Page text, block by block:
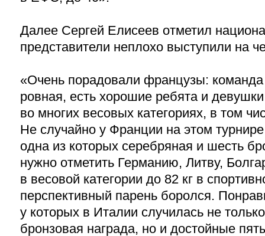
Далее Сергей Елисеев отметил
представители неплохо выступили на
«Очень порадовали французы: команда
ровная, есть хорошие ребята и
во многих весовых категориях, в том
Не случайно у Франции на этом
одна из которых серебряная и шесть
нужно отметить Германию, Литву,
в весовой категории до 82 кг в
перспективный парень боролся.
у которых в Италии случилась не
бронзовая награда, но и достойные